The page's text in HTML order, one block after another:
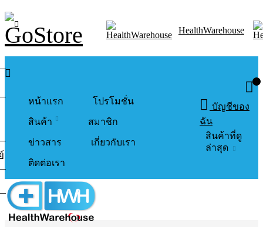
HealthWarehouse
หน้าแรก โปรโมชั่น
สินค้า สมาชิก
ข่าวสาร เกี่ยวกับเรา
ติดต่อเรา
บัญชีของ
ฉัน
สินค้าที่ดู
ล่าสุด